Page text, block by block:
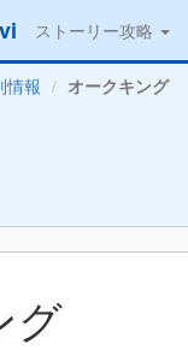
ストーリー攻略
情報 オークキング
グ